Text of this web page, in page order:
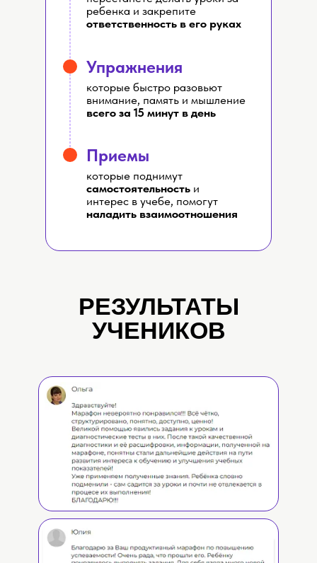
ребенка и закрепите
ответственность в его руках
которые быстро разовьют
внимание, память и мышление
всего за 15 минут в день
которые поднимут
самостоятельность и
интерес в учебе, помогут
наладить взаимоотношения
Упражнения
Приемы
РЕЗУЛЬТАТЫ
УЧЕНИКОВ